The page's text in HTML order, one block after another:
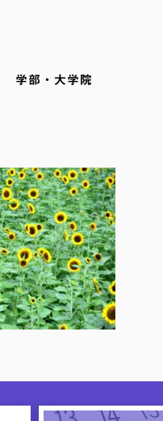
学部・大学院